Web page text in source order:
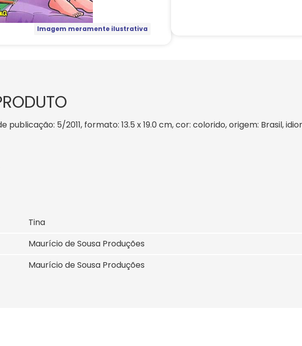
Imagem meramente ilustrativa
publicação: 5/2011, formato: 13.5 x 19.0 cm, cor: colorido, origem: Brasil,
Tina
Maurício de Sousa Produções
Maurício de Sousa Produções